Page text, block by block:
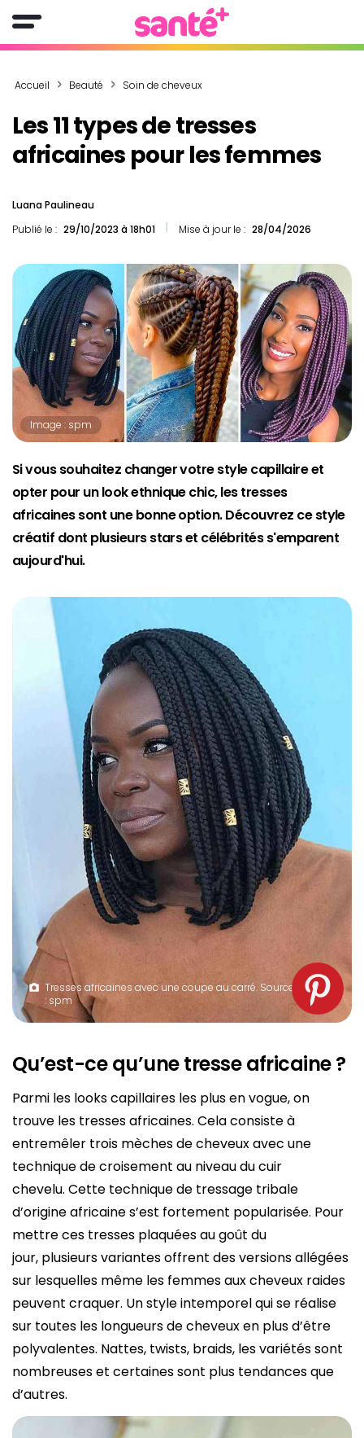
Accueil Beauté Soin de cheveux
Les 11 types de tresses
africaines pour les femmes
Luana Paulineau
Publié le : 29/10/2023 à 18h01 Mise à jour le : 28/04/2026
Image : spm
Si vous souhaitez changer votre style capillaire et
opter pour un look ethnique chic, les tresses
africaines sont une bonne option. Découvrez ce style
créatif dont plusieurs stars et célébrités s'emparent
aujourd'hui.
Tresses africaines avec une coupe au carré. Source
: spm
Qu’est-ce qu’une tresse africaine ?
Parmi les looks capillaires les plus en vogue, on
trouve les tresses africaines. Cela consiste à
entremêler trois mèches de cheveux avec une
technique de croisement au niveau du cuir
chevelu. Cette technique de tressage tribale
d’origine africaine s’est fortement popularisée. Pour
mettre ces tresses plaquées au goût du
jour, plusieurs variantes offrent des versions allégées
sur lesquelles même les femmes aux cheveux raides
peuvent craquer. Un style intemporel qui se réalise
sur toutes les longueurs de cheveux en plus d’être
polyvalentes. Nattes, twists, braids, les variétés sont
nombreuses et certaines sont plus tendances que
d’autres.